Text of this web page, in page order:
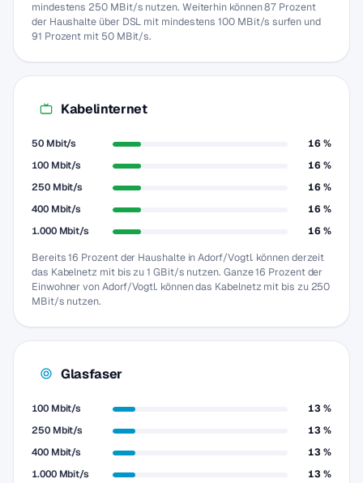
mindestens 250 MBit/s nutzen. Weiterhin können 87 Prozent
der Haushalte über DSL mit mindestens 100 MBit/s surfen und
91 Prozent mit 50 MBit/s.
Kabelinternet
50 Mbit/s
16 %
100 Mbit/s
16 %
250 Mbit/s
16 %
400 Mbit/s
16 %
1.000 Mbit/s
16 %
Bereits 16 Prozent der Haushalte in Adorf/Vogtl. können derzeit
das Kabelnetz mit bis zu 1 GBit/s nutzen. Ganze 16 Prozent der
Einwohner von Adorf/Vogtl. können das Kabelnetz mit bis zu 250
MBit/s nutzen.
Glasfaser
100 Mbit/s
13 %
250 Mbit/s
13 %
400 Mbit/s
13 %
1.000 Mbit/s
13 %